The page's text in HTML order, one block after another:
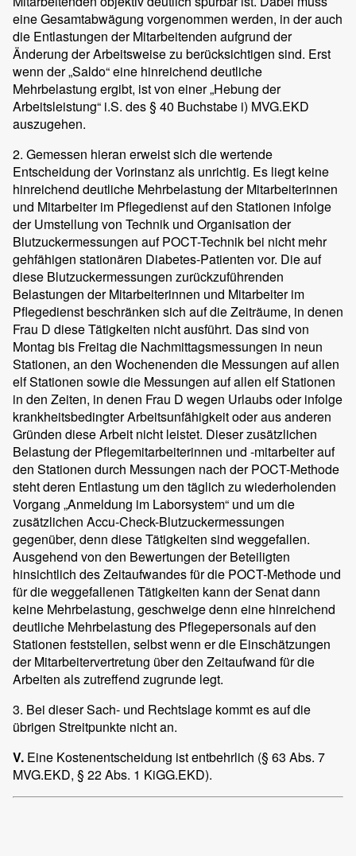
eine Gesamtabwägung vorgenommen werden, in der auch
die Entlastungen der Mitarbeitenden aufgrund der
Änderung der Arbeitsweise zu berücksichtigen sind. Erst
wenn der „Saldo“ eine hinreichend deutliche
Mehrbelastung ergibt, ist von einer „Hebung der
Arbeitsleistung“ i.S. des § 40 Buchstabe i) MVG.EKD
auszugehen.
2. Gemessen hieran erweist sich die wertende
Entscheidung der Vorinstanz als unrichtig. Es liegt keine
hinreichend deutliche Mehrbelastung der Mitarbeiterinnen
und Mitarbeiter im Pflegedienst auf den Stationen infolge
der Umstellung von Technik und Organisation der
Blutzuckermessungen auf POCT-Technik bei nicht mehr
gehfähigen stationären Diabetes-Patienten vor. Die auf
diese Blutzuckermessungen zurückzuführenden
Belastungen der Mitarbeiterinnen und Mitarbeiter im
Pflegedienst beschränken sich auf die Zeiträume, in denen
Frau D diese Tätigkeiten nicht ausführt. Das sind von
Montag bis Freitag die Nachmittagsmessungen in neun
Stationen, an den Wochenenden die Messungen auf allen
elf Stationen sowie die Messungen auf allen elf Stationen
in den Zeiten, in denen Frau D wegen Urlaubs oder infolge
krankheitsbedingter Arbeitsunfähigkeit oder aus anderen
Gründen diese Arbeit nicht leistet. Dieser zusätzlichen
Belastung der Pflegemitarbeiterinnen und -mitarbeiter auf
den Stationen durch Messungen nach der POCT-Methode
steht deren Entlastung um den täglich zu wiederholenden
Vorgang „Anmeldung im Laborsystem“ und um die
zusätzlichen Accu-Check-Blutzuckermessungen
gegenüber, denn diese Tätigkeiten sind weggefallen.
Ausgehend von den Bewertungen der Beteiligten
hinsichtlich des Zeitaufwandes für die POCT-Methode und
für die weggefallenen Tätigkeiten kann der Senat dann
keine Mehrbelastung, geschweige denn eine hinreichend
deutliche Mehrbelastung des Pflegepersonals auf den
Stationen feststellen, selbst wenn er die Einschätzungen
der Mitarbeitervertretung über den Zeitaufwand für die
Arbeiten als zutreffend zugrunde legt.
3. Bei dieser Sach- und Rechtslage kommt es auf die
übrigen Streitpunkte nicht an.
V. Eine Kostenentscheidung ist entbehrlich (§ 63 Abs. 7
MVG.EKD, § 22 Abs. 1 KiGG.EKD).